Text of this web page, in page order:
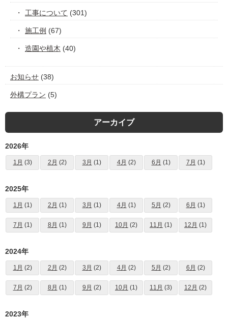
工事について (301)
施工例 (67)
造園や植木 (40)
お知らせ (38)
外構プラン (5)
アーカイブ
2026年
1月 (3) 2月 (2) 3月 (1) 4月 (2) 6月 (1) 7月 (1)
2025年
1月 (1) 2月 (1) 3月 (1) 4月 (1) 5月 (2) 6月 (1)
7月 (1) 8月 (1) 9月 (1) 10月 (2) 11月 (1) 12月 (1)
2024年
1月 (2) 2月 (2) 3月 (2) 4月 (2) 5月 (2) 6月 (2)
7月 (2) 8月 (1) 9月 (2) 10月 (1) 11月 (3) 12月 (2)
2023年